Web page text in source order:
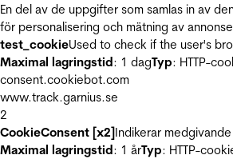
En del av de uppgifter som samlas in av
för personalisering och mätning av
test_cookieUsed to check if the user's
Maximal lagringstid: 1 dagTyp: HTTP-
consent.cookiebot.com
www.track.garnius.se
2
CookieConsent [x2]Indikerar
Maximal lagringstid: 1 årTyp: HTTP-